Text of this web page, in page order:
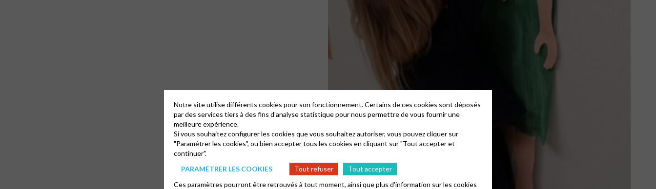
Notre site utilise différents cookies pour son fonctionnement. Certains de ces cookies sont déposés
par des services tiers à des fins d'analyse statistique pour nous permettre de vous fournir une
meilleure expérience.
Si vous souhaitez configurer les cookies que vous souhaitez autoriser, vous pouvez cliquer sur
"Paramétrer les cookies", ou bien accepter tous les cookies en cliquant sur "Tout accepter et
continuer".
PARAMÉTRER LES COOKIES
Tout refuser
Tout accepter
Ces paramètres pourront être retrouvés à tout moment, ainsi que plus d'information sur les cookies